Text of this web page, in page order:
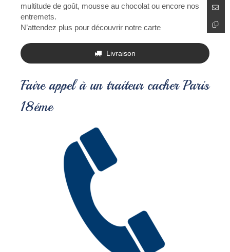
multitude de goût, mousse au chocolat ou encore nos
entremets.
N’attendez plus pour découvrir notre carte
Livraison
Faire appel à un traiteur cacher Paris
18éme